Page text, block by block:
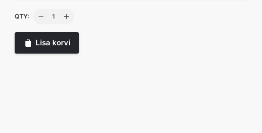
QTY:
Vaarikajook
kogus
Lisa korvi